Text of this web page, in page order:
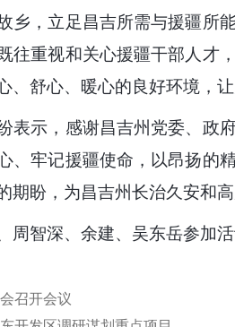
乡，立足昌吉所需与援疆所
往重视和关心援疆干部人才
、舒心、暖心的良好环境，
示，感谢昌吉州党委、政府
、牢记援疆使命，以昂扬的
期盼，为昌吉州长治久安和
智深、余建、吴东岳参加活
召开会议